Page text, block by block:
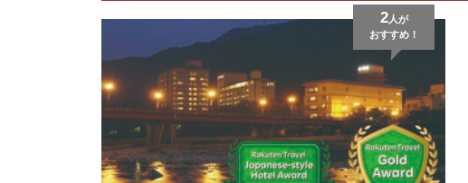
2人が
おすすめ！